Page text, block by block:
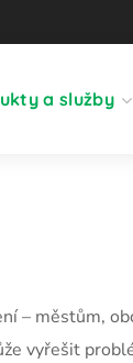
a služby
– městům,
vyřešit